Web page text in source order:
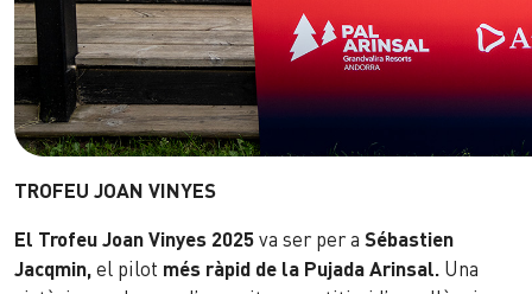
TROFEU JOAN VINYES
El Trofeu Joan Vinyes 2025va ser per a Sébastien
Jacqmin,el pilot més ràpid de la Pujada Arinsal. Una